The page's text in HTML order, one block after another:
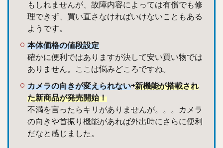
もしれませんが、故障内容によっては有償でも修
理できず、買い直さなければいけないこともある
ようです。
本体価格の値段設定
確かに便利ではありますが決して安い買い物では
ありません。ここは悩みどころですね。
カメラの向きが変えられない⇨新機能が搭載され
た新商品が発売開始！
不満を言ったらキリがありませんが。。。カメラ
の向きや首振り機能があれば外出時にさらに便利
だなと感じました。